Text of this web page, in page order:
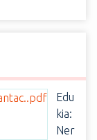
Edu
kia:
Ner